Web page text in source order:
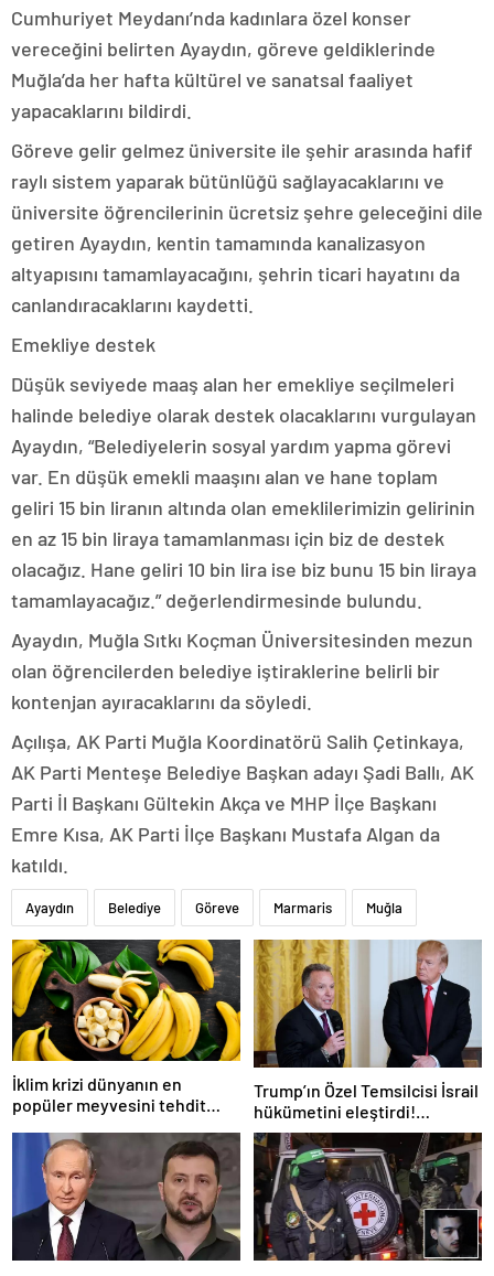
Cumhuriyet Meydanı’nda kadınlara özel konser
vereceğini belirten Ayaydın, göreve geldiklerinde
Muğla’da her hafta kültürel ve sanatsal faaliyet
yapacaklarını bildirdi.
Göreve gelir gelmez üniversite ile şehir arasında hafif
raylı sistem yaparak bütünlüğü sağlayacaklarını ve
üniversite öğrencilerinin ücretsiz şehre geleceğini dile
getiren Ayaydın, kentin tamamında kanalizasyon
altyapısını tamamlayacağını, şehrin ticari hayatını da
canlandıracaklarını kaydetti.
Emekliye destek
Düşük seviyede maaş alan her emekliye seçilmeleri
halinde belediye olarak destek olacaklarını vurgulayan
Ayaydın, “Belediyelerin sosyal yardım yapma görevi
var. En düşük emekli maaşını alan ve hane toplam
geliri 15 bin liranın altında olan emeklilerimizin gelirinin
en az 15 bin liraya tamamlanması için biz de destek
olacağız. Hane geliri 10 bin lira ise biz bunu 15 bin liraya
tamamlayacağız.” değerlendirmesinde bulundu.
Ayaydın, Muğla Sıtkı Koçman Üniversitesinden mezun
olan öğrencilerden belediye iştiraklerine belirli bir
kontenjan ayıracaklarını da söyledi.
Açılışa, AK Parti Muğla Koordinatörü Salih Çetinkaya,
AK Parti Menteşe Belediye Başkan adayı Şadi Ballı, AK
Parti İl Başkanı Gültekin Akça ve MHP İlçe Başkanı
Emre Kısa, AK Parti İlçe Başkanı Mustafa Algan da
katıldı.
Ayaydın Belediye Göreve Marmaris Muğla
İklim krizi dünyanın en
popüler meyvesini tehdit
karşı karşıya
Trump’ın Özel Temsilcisi İsrail
hükümetini eleştirdi!
‘Gazze’deki savaşı uzatıyorlar’